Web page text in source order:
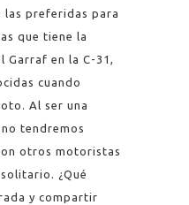
las preferidas para
que tiene la
Garraf en la C-31,
cuando
Al ser una
tendremos
otros motoristas
¿Qué
y compartir